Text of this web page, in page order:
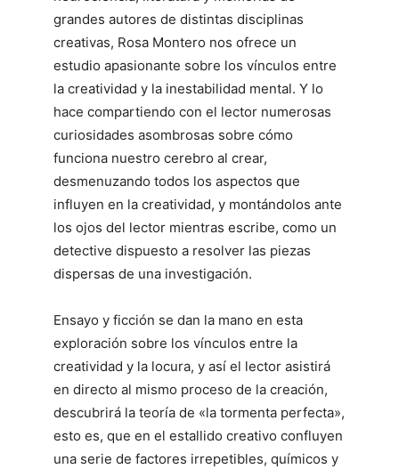
grandes autores de distintas disciplinas
creativas, Rosa Montero nos ofrece un
estudio apasionante sobre los vínculos entre
la creatividad y la inestabilidad mental. Y lo
hace compartiendo con el lector numerosas
curiosidades asombrosas sobre cómo
funciona nuestro cerebro al crear,
desmenuzando todos los aspectos que
influyen en la creatividad, y montándolos ante
los ojos del lector mientras escribe, como un
detective dispuesto a resolver las piezas
dispersas de una investigación.
Ensayo y ficción se dan la mano en esta
exploración sobre los vínculos entre la
creatividad y la locura, y así el lector asistirá
en directo al mismo proceso de la creación,
descubrirá la teoría de «la tormenta perfecta»,
esto es, que en el estallido creativo confluyen
una serie de factores irrepetibles, químicos y